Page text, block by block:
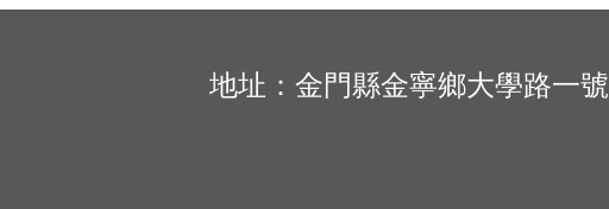
地址：金門縣金寧鄉大學路